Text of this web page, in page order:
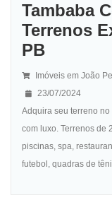
Tambaba
Terrenos
PB
Imóveis em João
23/07/2024
Adquira seu terreno
com luxo. Terrenos de
piscinas, spa,
futebol, quadras de